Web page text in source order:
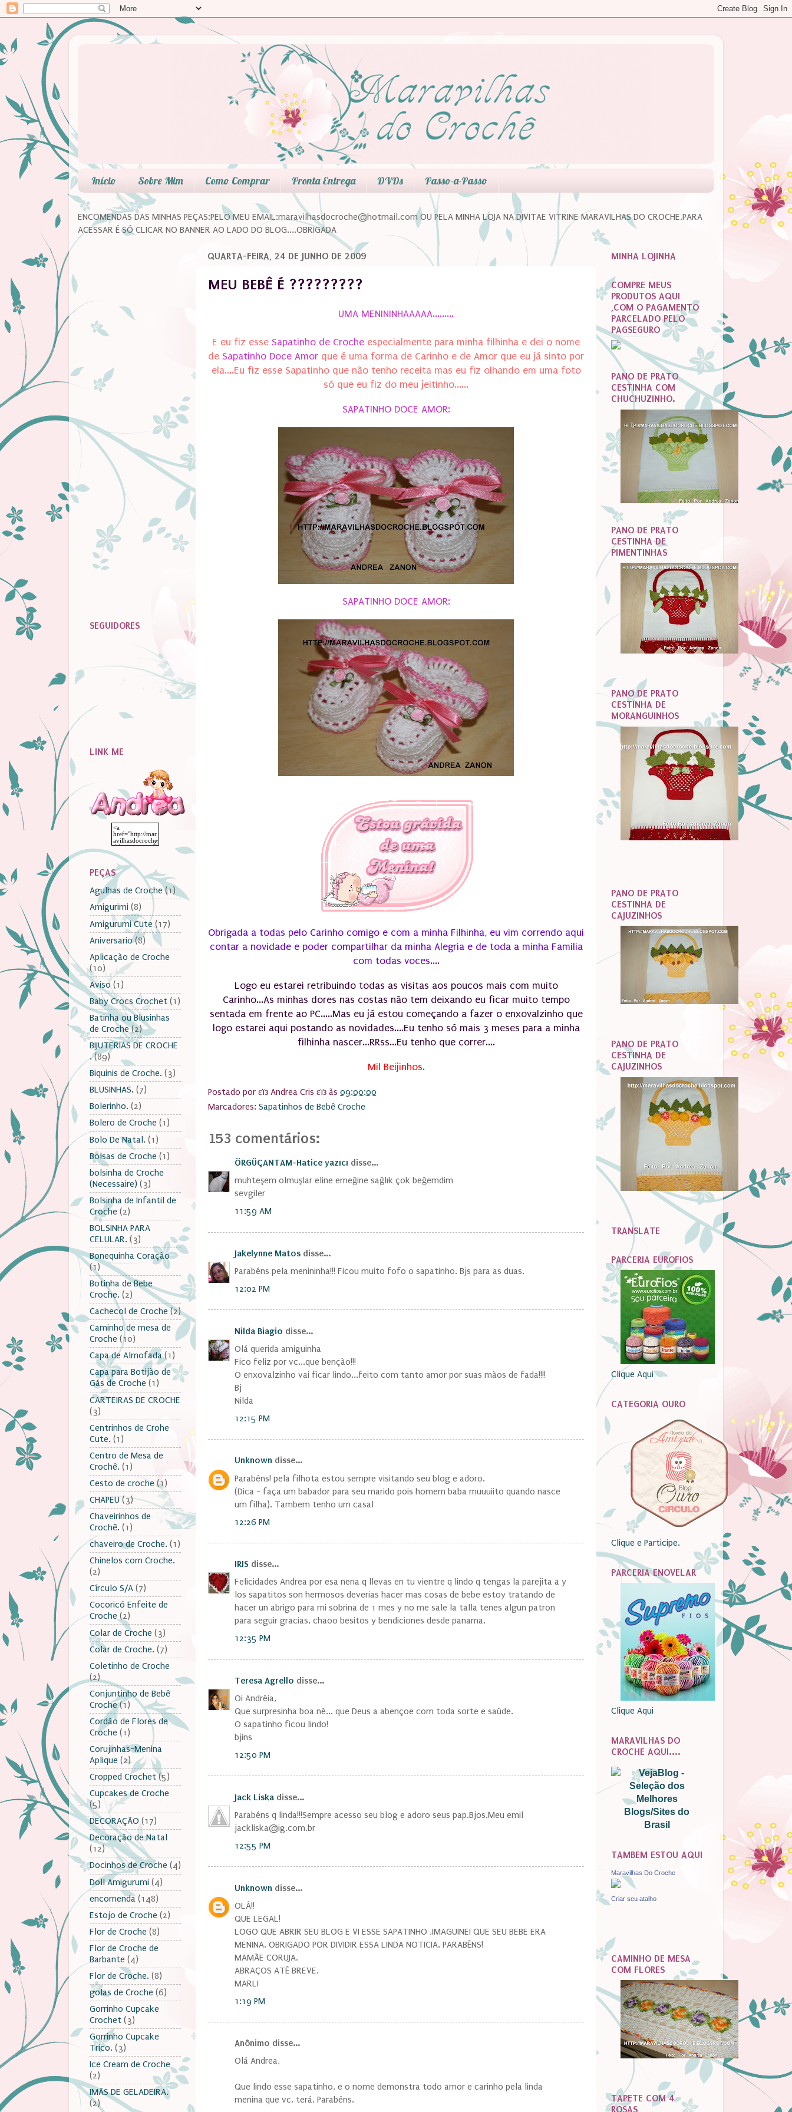
Início Sobre Mim Como Comprar Pronta Entrega DVDs Passo-a-Passo
ENCOMENDAS DAS MINHAS PEÇAS:PELO MEU EMAIL:maravilhasdocroche@hotmail.com OU PELA MINHA LOJA NA DIVITAE VITRINE MARAVILHAS DO CROCHE,PARA
ACESSAR É SÓ CLICAR NO BANNER AO LADO DO BLOG....OBRIGADA
QUARTA-FEIRA, 24 DE JUNHO DE 2009
MEU BEBÊ É ?????????
UMA MENININHAAAAA.........
E eu fiz esse Sapatinho de Croche especialmente para minha filhinha e dei o nome
de Sapatinho Doce Amor que é uma forma de Carinho e de Amor que eu já sinto por
ela....Eu fiz esse Sapatinho que não tenho receita mas eu fiz olhando em uma foto
só que eu fiz do meu jeitinho......
SAPATINHO DOCE AMOR:
SAPATINHO DOCE AMOR:
Obrigada a todas pelo Carinho comigo e com a minha Filhinha, eu vim correndo aqui
contar a novidade e poder compartilhar da minha Alegria e de toda a minha Familia
com todas voces....
Logo eu estarei retribuindo todas as visitas aos poucos mais com muito
Carinho...As minhas dores nas costas não tem deixando eu ficar muito tempo
sentada em frente ao PC.....Mas eu já estou começando a fazer o enxovalzinho que
logo estarei aqui postando as novidades....Eu tenho só mais 3 meses para a minha
filhinha nascer...RRss...Eu tenho que correr....
Mil Beijinhos.
Postado por εïз Andrea Cris εïз às 09:00:00
Marcadores: Sapatinhos de Bebê Croche
153 comentários:
ÖRGÜÇANTAM-Hatice yazıcı disse...
muhteşem olmuşlar eline emeğine sağlık çok beğemdim
sevgiler
11:59 AM
Jakelynne Matos disse...
Parabéns pela menininha!!! Ficou muito fofo o sapatinho. Bjs para as duas.
12:02 PM
Nilda Biagio disse...
Olá querida amiguinha
Fico feliz por vc...que benção!!!
O enxovalzinho vai ficar lindo...feito com tanto amor por suas mãos de fada!!!!
Bj
Nilda
12:15 PM
Unknown disse...
Parabéns! pela filhota estou sempre visitando seu blog e adoro.
(Dica - faça um babador para seu marido pois homem baba muuuiito quando nasce
um filha). Tambem tenho um casal
12:26 PM
IRIS disse...
Felicidades Andrea por esa nena q llevas en tu vientre q lindo q tengas la parejita a y
los sapatitos son hermosos deverias hacer mas cosas de bebe estoy tratando de
hacer un abrigo para mi sobrina de 1 mes y no me sale la talla tenes algun patron
para seguir gracias, chaoo besitos y bendiciones desde panama.
12:35 PM
Teresa Agrello disse...
Oi Andréia,
Que surpresinha boa né... que Deus a abençoe com toda sorte e saúde.
O sapatinho ficou lindo!
bjins
12:50 PM
Jack Liska disse...
Parabéns q linda!!!Sempre acesso seu blog e adoro seus pap.Bjos.Meu emil
jackliska@ig.com.br
12:55 PM
Unknown disse...
OLÁ!!
QUE LEGAL!
LOGO QUE ABRIR SEU BLOG E VI ESSE SAPATINHO ,IMAGUINEI QUE SEU BEBE ERA
MENINA. OBRIGADO POR DIVIDIR ESSA LINDA NOTICIA. PARABÉNS!
MAMÃE CORUJA.
ABRAÇOS ATÉ BREVE.
MARLI
1:19 PM
Anônimo disse...
Olá Andrea,
Que lindo esse sapatinho, e o nome demonstra todo amor e carinho pela linda
menina que vc. terá. Parabéns.
SEGUIDORES
LINK ME
PEÇAS
Agulhas de Croche (1)
Amigurimi (8)
Amigurumi Cute (17)
Aniversario (8)
Aplicação de Croche
(10)
Aviso (1)
Baby Crocs Crochet (1)
Batinha ou Blusinhas
de Croche (2)
BIJUTERIAS DE CROCHE
. (89)
Biquinis de Croche. (3)
BLUSINHAS. (7)
Bolerinho. (2)
Bolero de Croche (1)
Bolo De Natal. (1)
Bolsas de Croche (1)
bolsinha de Croche
(Necessaire) (3)
Bolsinha de Infantil de
Croche (2)
BOLSINHA PARA
CELULAR. (3)
Bonequinha Coração
(1)
Botinha de Bebe
Croche. (2)
Cachecol de Croche (2)
Caminho de mesa de
Croche (10)
Capa de Almofada (1)
Capa para Botijão de
Gás de Croche (1)
CARTEIRAS DE CROCHE
(3)
Centrinhos de Crohe
Cute. (1)
Centro de Mesa de
Crochê. (1)
Cesto de croche (1)
CHAPEU (3)
Chaveirinhos de
Crochê. (1)
chaveiro de Croche. (1)
Chinelos com Croche.
(2)
Círculo S/A (7)
Cocoricó Enfeite de
Croche (2)
Colar de Croche (3)
Colar de Croche. (7)
Coletinho de Croche
(2)
Conjuntinho de Bebê
Croche (1)
Cordão de Flores de
Croche (1)
Corujinhas-Menina
Aplique (2)
Cropped Crochet (5)
Cupcakes de Croche
(5)
DECORAÇÃO (17)
Decoração de Natal
(12)
Docinhos de Croche (4)
Doll Amigurumi (4)
encomenda (148)
Estojo de Croche (2)
Flor de Croche (8)
Flor de Croche de
Barbante (4)
Flor de Croche. (8)
golas de Croche (6)
Gorrinho Cupcake
Crochet (3)
Gorrinho Cupcake
Trico. (3)
Ice Cream de Croche
(2)
IMÃS DE GELADEIRA.
(2)
MINHA LOJINHA
COMPRE MEUS
PRODUTOS AQUI
,COM O PAGAMENTO
PARCELADO PELO
PAGSEGURO
PANO DE PRATO
CESTINHA COM
CHUCHUZINHO.
PANO DE PRATO
CESTINHA DE
PIMENTINHAS
PANO DE PRATO
CESTINHA DE
MORANGUINHOS
PANO DE PRATO
CESTINHA DE
CAJUZINHOS
PANO DE PRATO
CESTINHA DE
CAJUZINHOS
TRANSLATE
PARCERIA EUROFIOS
Clique Aqui
CATEGORIA OURO
Clique e Participe.
PARCERIA ENOVELAR
Clique Aqui
MARAVILHAS DO
CROCHE AQUI....
TAMBEM ESTOU AQUI
Maravilhas Do Croche
Criar seu atalho
CAMINHO DE MESA
COM FLORES
TAPETE COM 4
ROSAS